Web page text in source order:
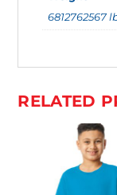
T
A
6812762567
RELATED